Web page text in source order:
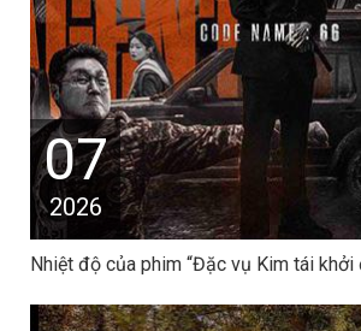
07
2026
Nhiệt độ của phim “Đặc vụ Kim tái khởi